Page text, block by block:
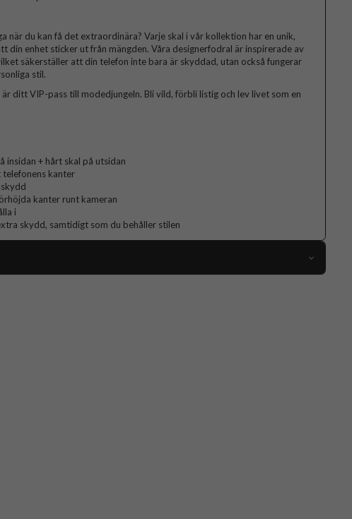
när du kan få det extraordinära? Varje skal i vår kollektion har en unik,
din enhet sticker ut från mängden. Våra designerfodral är inspirerade av
säkerställer att din telefon inte bara är skyddad, utan också fungerar
stil.
är ditt VIP-pass till modedjungeln. Bli vild, förbli listig och lev livet som en
insidan + hårt skal på utsidan
telefonens kanter
kanter runt kameran
i
skydd, samtidigt som du behåller stilen